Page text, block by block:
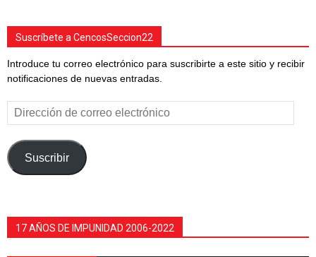
Suscríbete a CencosSeccion22
Introduce tu correo electrónico para suscribirte a este sitio y recibir
notificaciones de nuevas entradas.
Dirección
de
correo
electrónico
Suscribir
17 AÑOS DE IMPUNIDAD 2006-2022